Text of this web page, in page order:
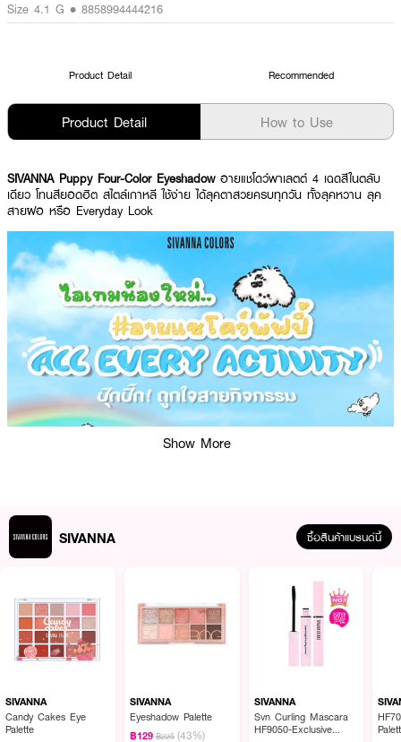
Size 4.1 G • 8858994444216
Product Detail Recommended
Product Detail How to Use
SIVANNA Puppy Four-Color Eyeshadow อายแชโดว์พาเลตต์ 4 เฉดสีในตลับ
เดียว โทนสียอดฮิต สไตล์เกาหลี ใช้ง่าย ได้ลุคตาสวยครบทุกวัน ทั้งลุคหวาน ลุค
สายฝอ หรือ Everyday Look
ผลลัพธ์ที่ได้:
SIVANNA Puppy Four-Color Eyeshadow มอบประสบการณ์แต่งตาแบบมือ
ใช้ได้ทุกวัน เหมาะกับทั้งลุคธรรมชาติและลุคแฟชั่น ไม่ว่าจะเป็นงานแต่งหน้าไปเรียน ไป
ทำงาน หรือออกงานพิเศษ ก็รังสรรค์ได้ในพาเลตต์เดียว มีทั้งเนื้อแมตต์และชิมเมอร์
ให้คุณครีเอทลุคตาโทน Touch Bron แบบสาวเกาหลีได้อย่างง่ายดาย เหมาะสำหรับ
Show More
SIVANNA ซื้อสินค้าแบรนด์นี้
SIVANNA
Candy Cakes Eye
Palette
SIVANNA
Eyeshadow Palette
฿129 ฿225 (43%)
SIVANNA
Svn Curling Mascara
HF9050-Exclusive